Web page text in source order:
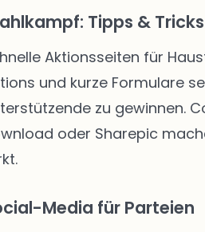
Tipps & Tricks
Aktionsseiten für
und kurze Formulare
zu gewinnen.
oder Sharepic
Media für Parteien